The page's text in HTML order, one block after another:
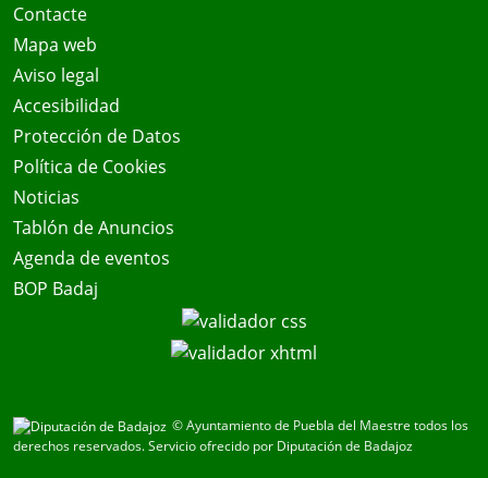
Contacte
Mapa web
Aviso legal
Accesibilidad
Protección de Datos
Política de Cookies
Noticias
Tablón de Anuncios
Agenda de eventos
BOP Badaj
© Ayuntamiento de Puebla del Maestre todos los
derechos reservados.Servicio ofrecido por Diputación de Badajoz